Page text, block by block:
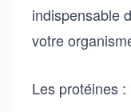
indispensable
votre
Les protéines